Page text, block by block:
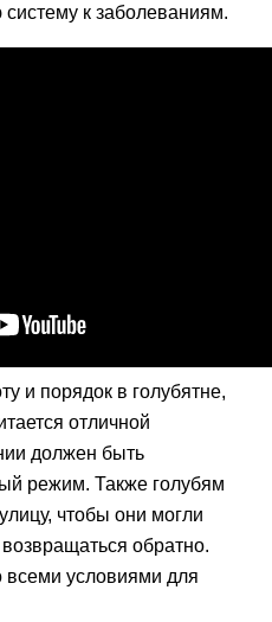
к заболеваниям.
и порядок в голубятне,
отличной
должен быть
режим. Также голубям
чтобы они могли
обратно.
всеми условиями для